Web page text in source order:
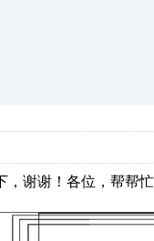
，谢谢！各位，帮帮